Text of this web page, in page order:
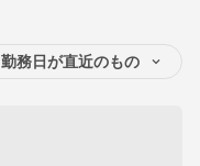
勤務日が直近のもの